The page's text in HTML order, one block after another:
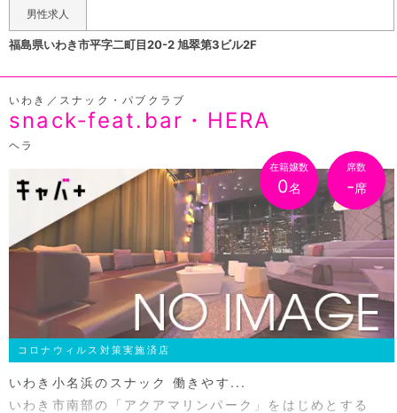
やコカボムをはじめ、クライナーやスリングショットなど
の定番パリピ酒も大量に揃えてるから激しく飲みたい方に
あわせて食べてみてね。料金はとってもリーズナブルで、
飲み放題コース1時間3000円と良心的な料金設定。焼酎・
ウイスキーに加えてビールやサワー、ハイボールやワイン
も飲み放題で楽しめます。ソフトドリンクもフリードリン
クで飲めるからお酒が苦手だけど女の子と遊びたいって方
でも楽しめちゃいます！
男性求人
福島県いわき市平字二町目20-2 旭翠第3ビル2F
いわき／スナック・パブクラブ
snack‐feat.bar・HERA
ヘラ
在籍嬢数
0名
席数
-席
コロナウィルス対策実施済店
いわき小名浜のスナック 働きやす...
いわき市南部の「アクアマリンパーク」をはじめとする